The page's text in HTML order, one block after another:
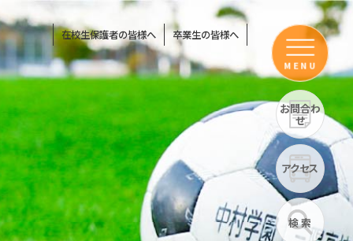
在校生保護者の皆様へ 卒業生の皆様へ
MENU
お問合わ
せ
アクセス
検 索